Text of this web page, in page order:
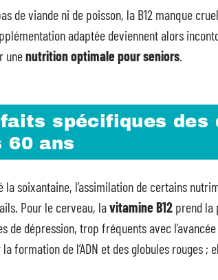
de viande ni de poisson, la B12 manque
adaptée deviennent alors
unenutrition optimale pour seniors.
spécifiques des
60 ans
la soixantaine, l’assimilation de certains
Pour le cerveau, lavitamine B12 prend la
de dépression, trop fréquents avec
formation de l’ADN et des globules rouges